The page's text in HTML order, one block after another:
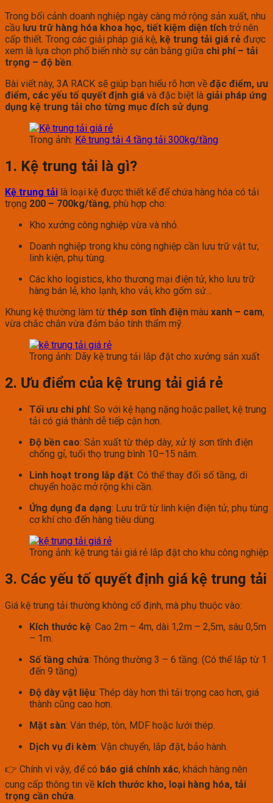
Trong bối cảnh doanh nghiệp ngày càng mở rộng sản xuất, nhu
cầu lưu trữ hàng hóa khoa học, tiết kiệm diện tích trở nên
cấp thiết. Trong các giải pháp giá kệ, kệ trung tải giá rẻ được
xem là lựa chọn phổ biến nhờ sự cân bằng giữa chi phí – tải
trọng – độ bền.
Bài viết này, 3A RACK sẽ giúp bạn hiểu rõ hơn về đặc điểm, ưu
điểm, các yếu tố quyết định giá và đặc biệt là giải pháp ứng
dụng kệ trung tải cho từng mục đích sử dụng.
Trong ảnh: Kệ trung tải 4 tầng tải 300kg/tầng
1. Kệ trung tải là gì?
Kệ trung tải là loại kệ được thiết kế để chứa hàng hóa có tải
trọng 200 – 700kg/tầng, phù hợp cho:
Kho xưởng công nghiệp vừa và nhỏ.
Doanh nghiệp trong khu công nghiệp cần lưu trữ vật tư,
linh kiện, phụ tùng.
Các kho logistics, kho thương mại điện tử, kho lưu trữ
hàng bán lẻ, kho lạnh, kho vải, kho gốm sứ…
Khung kệ thường làm từ thép sơn tĩnh điện màu xanh – cam,
vừa chắc chắn vừa đảm bảo tính thẩm mỹ.
Trong ảnh: Dãy kệ trung tải lắp đặt cho xưởng sản xuất
2. Ưu điểm của kệ trung tải giá rẻ
Tối ưu chi phí: So với kệ hạng nặng hoặc pallet, kệ trung
tải có giá thành dễ tiếp cận hơn.
Độ bền cao: Sản xuất từ thép dày, xử lý sơn tĩnh điện
chống gỉ, tuổi thọ trung bình 10–15 năm.
Linh hoạt trong lắp đặt: Có thể thay đổi số tầng, di
chuyển hoặc mở rộng khi cần.
Ứng dụng đa dạng: Lưu trữ từ linh kiện điện tử, phụ tùng
cơ khí cho đến hàng tiêu dùng.
Trong ảnh: kệ trung tải giá rẻ lắp đặt cho khu công nghiệp
3. Các yếu tố quyết định giá kệ trung tải
Giá kệ trung tải thường không cố định, mà phụ thuộc vào:
Kích thước kệ: Cao 2m – 4m, dài 1,2m – 2,5m, sâu 0,5m
– 1m.
Số tầng chứa: Thông thường 3 – 6 tầng. (Có thể lắp từ 1
đến 9 tầng)
Độ dày vật liệu: Thép dày hơn thì tải trọng cao hơn, giá
thành cũng cao hơn.
Mặt sàn: Ván thép, tôn, MDF hoặc lưới thép.
Dịch vụ đi kèm: Vận chuyển, lắp đặt, bảo hành.
👉 Chính vì vậy, để có báo giá chính xác, khách hàng nên
cung cấp thông tin về kích thước kho, loại hàng hóa, tải
trọng cần chứa.